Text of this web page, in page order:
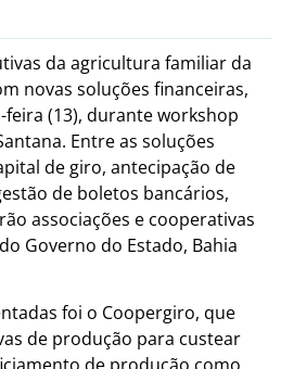
da agricultura familiar da
novas soluções financeiras,
(13), durante workshop
Entre as soluções
de giro, antecipação de
de boletos bancários,
associações e cooperativas
Governo do Estado, Bahia
foi o Coopergiro, que
de produção para custear